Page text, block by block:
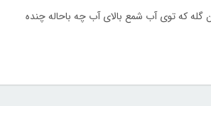
گله که توی آب شمع بالای آب چه باحاله چنده